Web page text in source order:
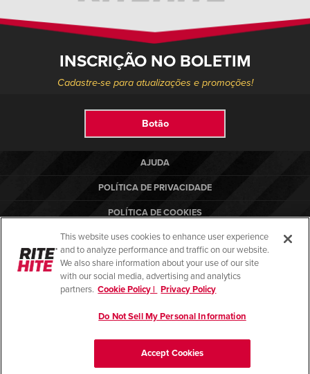
INSCRIÇÃO NO BOLETIM
Cadastre-se para atualizações e promoções!
Botão
AJUDA
POLÍTICA DE PRIVACIDADE
POLÍTICA DE COOKIES
TERMOS DE USO
NORMAS DE CONFORMIDADE
This website uses cookies to enhance user experience
and to analyze performance and traffic on our website.
We also share information about your use of our site
with our social media, advertising and analytics
partners. Cookie Policy | Privacy Policy
Do Not Sell My Personal Information
Accept Cookies